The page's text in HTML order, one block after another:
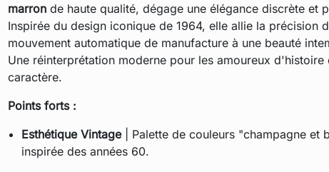
marron de haute qualité, dégage une élégance discrète et
Inspirée du design iconique de 1964, elle allie la précision
mouvement automatique de manufacture à une beauté
Une réinterprétation moderne pour les amoureux d'histoire
caractère.
Points forts :
Esthétique Vintage| Palette de couleurs "champagne et
inspirée des années 60.